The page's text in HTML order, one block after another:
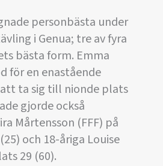
personbästa under
i Genua; tre av fyra
bästa form. Emma
för en enastående
ta sig till nionde plats
gjorde också
Mårtensson (FFF) på
och 18-åriga Louise
29 (60).